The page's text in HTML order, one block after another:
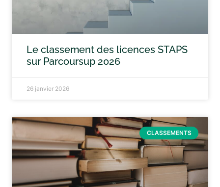
Le classement des licences STAPS
sur Parcoursup 2026
26 janvier 2026
CLASSEMENTS